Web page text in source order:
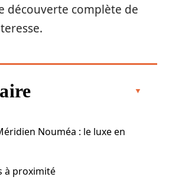
découverte complète de
Nouméa : le luxe en
à proximité